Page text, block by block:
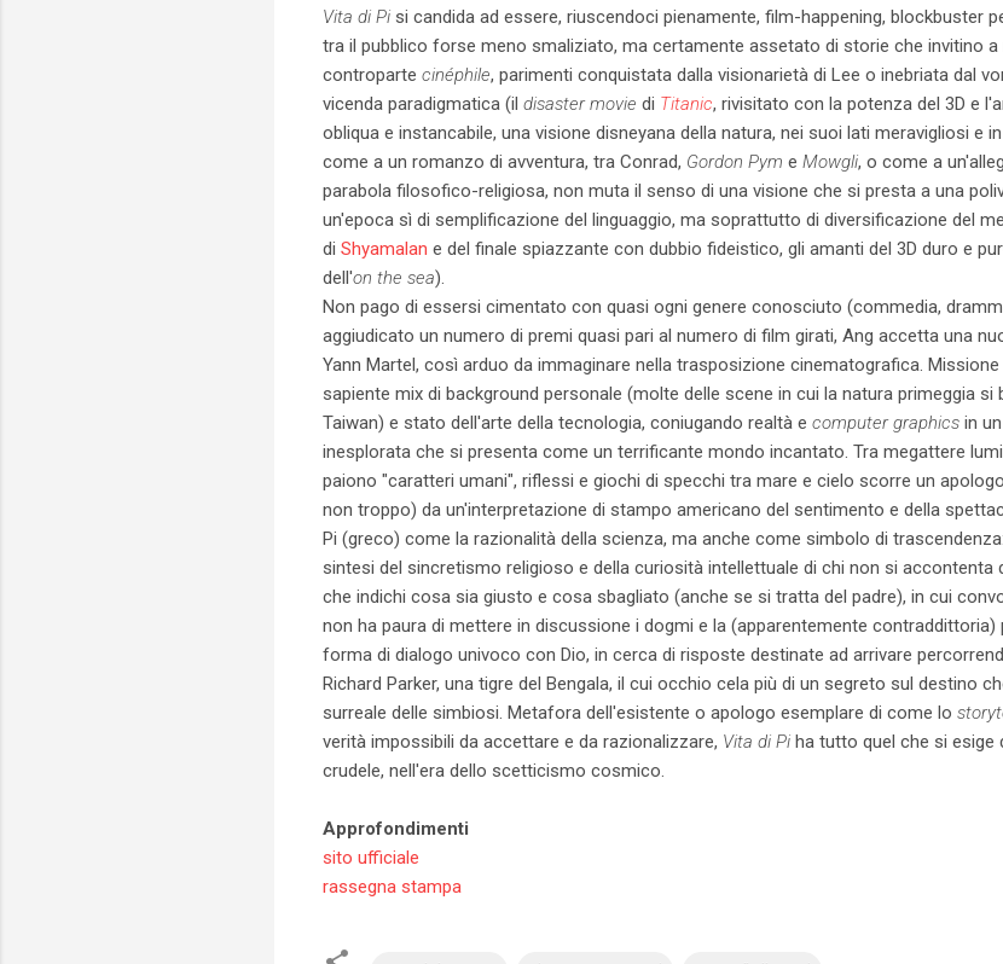
Vita di Pi si candida ad essere, riuscendoci pienamente, film-happening, blockbuster
tra il pubblico forse meno smaliziato, ma certamente assetato di storie che invitino
controparte cinéphile, parimenti conquistata dalla visionarietà di Lee o inebriata dal
vicenda paradigmatica (il disaster movie di Titanic, rivisitato con la potenza del 3D e
obliqua e instancabile, una visione disneyana della natura, nei suoi lati meravigliosi e
come a un romanzo di avventura, tra Conrad, Gordon Pym e Mowgli, o come a
parabola filosofico-religiosa, non muta il senso di una visione che si presta a una
un'epoca sì di semplificazione del linguaggio, ma soprattutto di diversificazione del
di Shyamalan e del finale spiazzante con dubbio fideistico, gli amanti del 3D duro e
dell'on the sea).
Non pago di essersi cimentato con quasi ogni genere conosciuto (commedia,
aggiudicato un numero di premi quasi pari al numero di film girati, Ang accetta una
Yann Martel, così arduo da immaginare nella trasposizione cinematografica.
sapiente mix di background personale (molte delle scene in cui la natura primeggia
Taiwan) e stato dell'arte della tecnologia, coniugando realtà e computer graphics in
inesplorata che si presenta come un terrificante mondo incantato. Tra megattere
paiono "caratteri umani", riflessi e giochi di specchi tra mare e cielo scorre un
non troppo) da un'interpretazione di stampo americano del sentimento e della
Pi (greco) come la razionalità della scienza, ma anche come simbolo di
sintesi del sincretismo religioso e della curiosità intellettuale di chi non si accontenta
che indichi cosa sia giusto e cosa sbagliato (anche se si tratta del padre), in cui
non ha paura di mettere in discussione i dogmi e la (apparentemente
forma di dialogo univoco con Dio, in cerca di risposte destinate ad arrivare
Richard Parker, una tigre del Bengala, il cui occhio cela più di un segreto sul destino
surreale delle simbiosi. Metafora dell'esistente o apologo esemplare di come lo
verità impossibili da accettare e da razionalizzare, Vita di Pi ha tutto quel che si esige
crudele, nell'era dello scetticismo cosmico.
Approfondimenti
sito ufficiale
rassegna stampa